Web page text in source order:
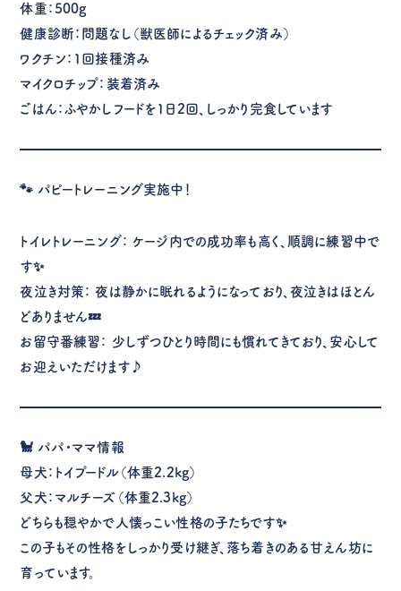
体重：500g
健康診断：問題なし（獣医師によるチェック済み）
ワクチン：1回接種済み
マイクロチップ：装着済み
ごはん：ふやかしフードを1日2回、しっかり完食しています
🐾 パピートレーニング実施中！
トイレトレーニング： ケージ内での成功率も高く、順調に練習中で
す✨
夜泣き対策： 夜は静かに眠れるようになっており、夜泣きはほとん
どありません💤
お留守番練習： 少しずつひとり時間にも慣れてきており、安心して
お迎えいただけます♪
🐩 パパ・ママ情報
母犬：トイプードル（体重2.2kg）
父犬：マルチーズ（体重2.3kg）
どちらも穏やかで人懐っこい性格の子たちです✨
この子もその性格をしっかり受け継ぎ、落ち着きのある甘えん坊に
育っています。